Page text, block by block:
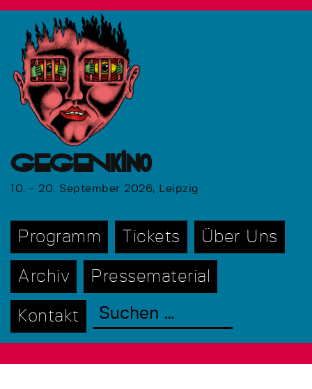
GEGENkino
10. - 20. September 2026, Leipzig
Programm Tickets Über Uns
Archiv Pressematerial
Kontakt